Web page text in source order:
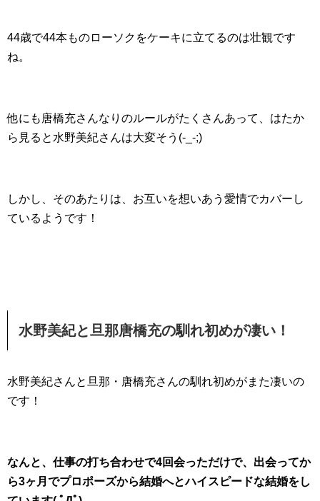
44歳で44本ものローソクをケーキに立てるのは壮観です
ね。
他にも唐橋充さんなりのルールがたくさんあって、はたか
ら見ると水野美紀さんは大変そう(-_-;)
しかし、そのあたりは、お互いを想いあう愛情でカバーし
ているようです！
水野美紀と旦那唐橋充の馴れ初めが凄い！
水野美紀さんと旦那・唐橋充さんの馴れ初めがまた凄いの
です！
なんと、仕事の打ち合わせで4回会っただけで、出会ってか
ら3ヶ月でプロポーズから結婚へとハイスピードな結婚をし